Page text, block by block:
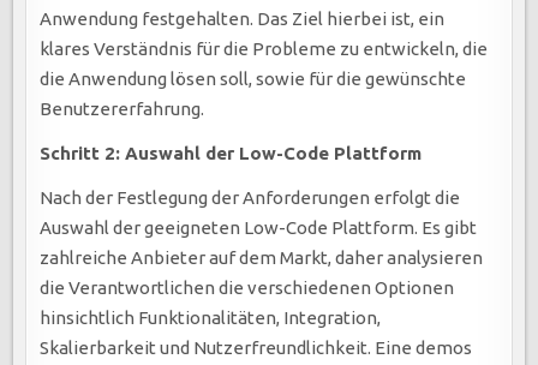
Anwendung festgehalten. Das Ziel hierbei ist, ein
klares Verständnis für die Probleme zu entwickeln, die
die Anwendung lösen soll, sowie für die gewünschte
Benutzererfahrung.
Schritt 2: Auswahl der Low-Code Plattform
Nach der Festlegung der Anforderungen erfolgt die
Auswahl der geeigneten Low-Code Plattform. Es gibt
zahlreiche Anbieter auf dem Markt, daher analysieren
die Verantwortlichen die verschiedenen Optionen
hinsichtlich Funktionalitäten, Integration,
Skalierbarkeit und Nutzerfreundlichkeit. Eine demos